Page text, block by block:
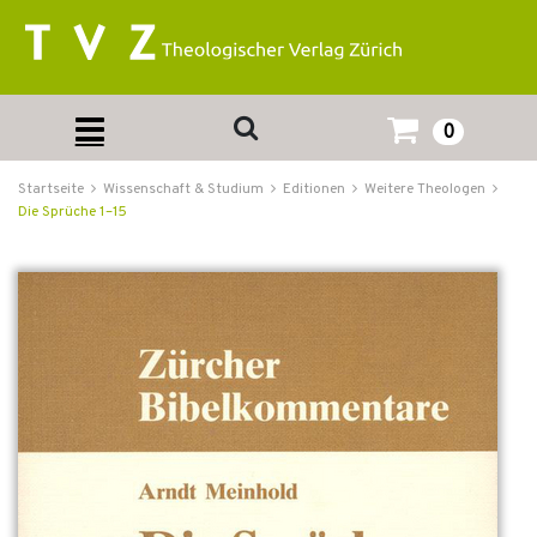
0
Startseite Wissenschaft & Studium Editionen
Weitere Theologen
Die Sprüche 1–15